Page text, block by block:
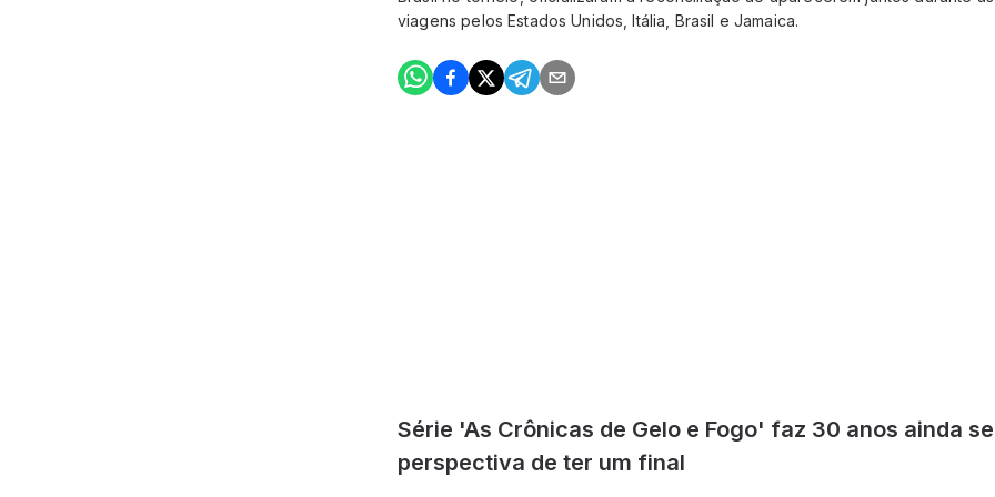
viagens pelos Estados Unidos, Itália, Brasil e Jamaica.
Série 'As Crônicas de Gelo e Fogo' faz 30 anos ainda
perspectiva de ter um final